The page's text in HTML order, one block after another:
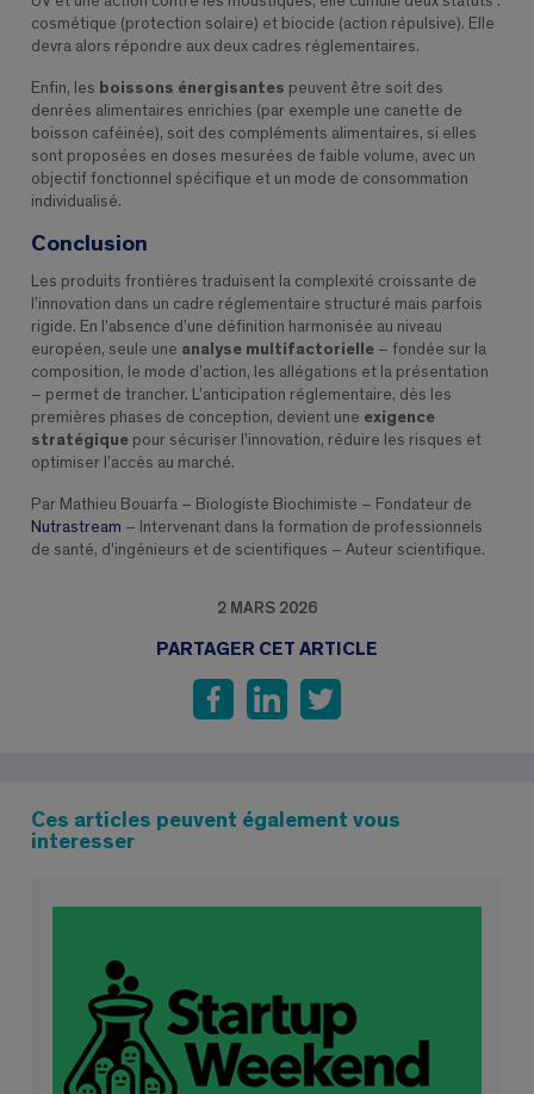
cosmétique (protection solaire) et biocide (action répulsive). Elle
devra alors répondre aux deux cadres réglementaires.
Enfin, les boissons énergisantes peuvent être soit des
denrées alimentaires enrichies (par exemple une canette de
boisson caféinée), soit des compléments alimentaires, si elles
sont proposées en doses mesurées de faible volume, avec un
objectif fonctionnel spécifique et un mode de consommation
individualisé.
Conclusion
Les produits frontières traduisent la complexité croissante de
l’innovation dans un cadre réglementaire structuré mais parfois
rigide. En l’absence d’une définition harmonisée au niveau
européen, seule une analyse multifactorielle – fondée sur la
composition, le mode d’action, les allégations et la présentation
– permet de trancher. L’anticipation réglementaire, dès les
premières phases de conception, devient une exigence
stratégique pour sécuriser l’innovation, réduire les risques et
optimiser l’accès au marché.
Par Mathieu Bouarfa – Biologiste Biochimiste – Fondateur de
Nutrastream – Intervenant dans la formation de professionnels
de santé, d’ingénieurs et de scientifiques – Auteur scientifique.
2 MARS 2026
PARTAGER CET ARTICLE
Ces articles peuvent également vous
interesser